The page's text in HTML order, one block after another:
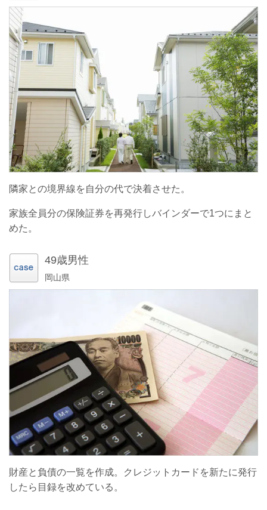
隣家との境界線を自分の代で決着させた。
家族全員分の保険証券を再発行しバインダーで1つにまと
めた。
49歳男性
岡山県
財産と負債の一覧を作成。クレジットカードを新たに発行
したら目録を改めている。